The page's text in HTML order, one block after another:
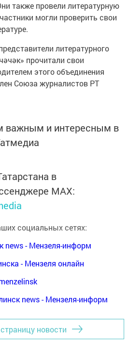
также провели литературную
могли проверить свои
литературного
прочитали свои
этого объединения
Союза журналистов РТ
важным и интересным в
в
MАХ:
социальных сетях:
news - Мензеля-информ
- Мензеля онлайн
news - Мензеля-информ
новости